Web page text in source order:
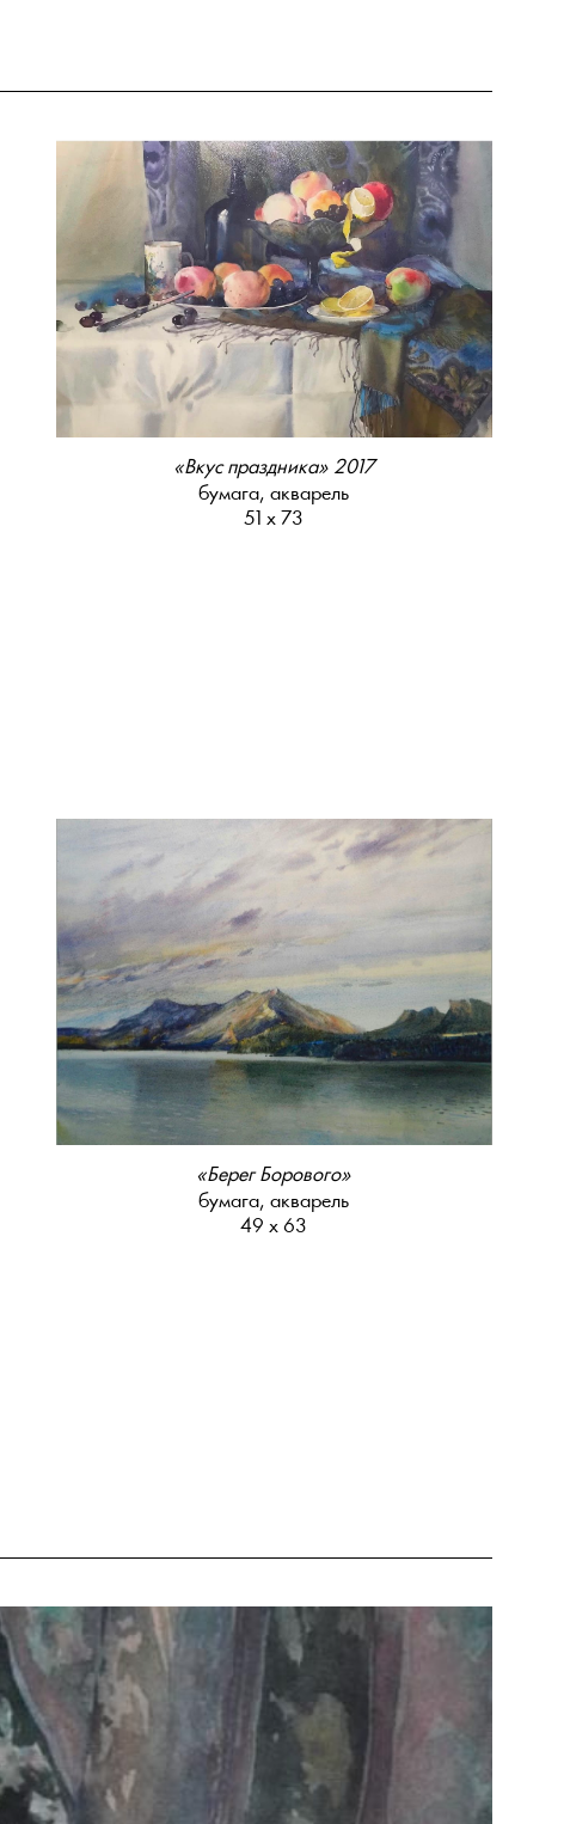
«Вкус праздника» 2017
бумага, акварель
51 х 73
«Берег Борового»
бумага, акварель
49 х 63